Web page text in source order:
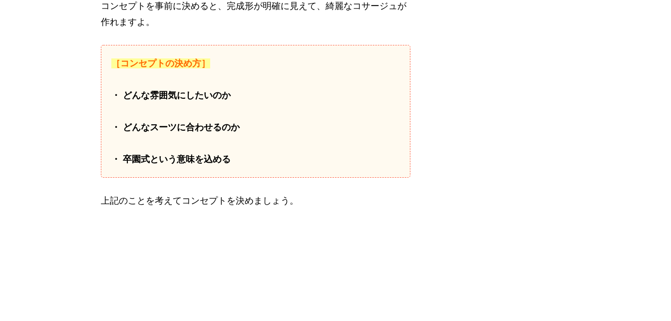
コンセプトを事前に決めると、完成形が明確に見えて、綺麗なコサージュが
作れますよ。
［コンセプトの決め方］
・ どんな雰囲気にしたいのか
・ どんなスーツに合わせるのか
・ 卒園式という意味を込める
上記のことを考えてコンセプトを決めましょう。